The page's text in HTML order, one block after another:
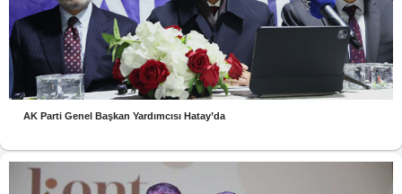
AK Parti Genel Başkan Yardımcısı Hatay’da